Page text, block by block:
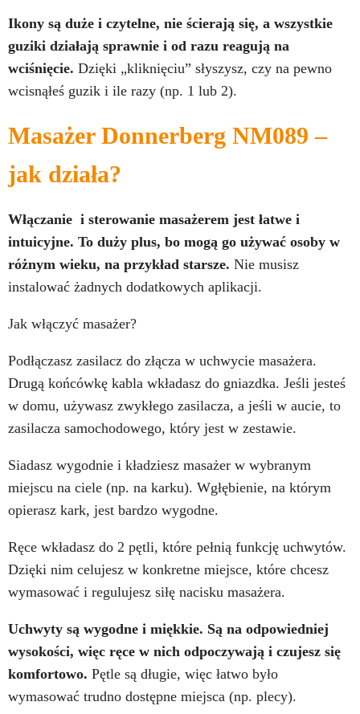
Ikony są duże i czytelne, nie ścierają się, a wszystkie
guziki działają sprawnie i od razu reagują na
wciśnięcie. Dzięki „kliknięciu” słyszysz, czy na pewno
wcisnąłeś guzik i ile razy (np. 1 lub 2).
Masażer Donnerberg NM089 –
jak działa?
Włączanie i sterowanie masażerem jest łatwe i
intuicyjne. To duży plus, bo mogą go używać osoby w
różnym wieku, na przykład starsze. Nie musisz
instalować żadnych dodatkowych aplikacji.
Jak włączyć masażer?
Podłączasz zasilacz do złącza w uchwycie masażera.
Drugą końcówkę kabla wkładasz do gniazdka. Jeśli jesteś
w domu, używasz zwykłego zasilacza, a jeśli w aucie, to
zasilacza samochodowego, który jest w zestawie.
Siadasz wygodnie i kładziesz masażer w wybranym
miejscu na ciele (np. na karku). Wgłębienie, na którym
opierasz kark, jest bardzo wygodne.
Ręce wkładasz do 2 pętli, które pełnią funkcję uchwytów.
Dzięki nim celujesz w konkretne miejsce, które chcesz
wymasować i regulujesz siłę nacisku masażera.
Uchwyty są wygodne i miękkie. Są na odpowiedniej
wysokości, więc ręce w nich odpoczywają i czujesz się
komfortowo. Pętle są długie, więc łatwo było
wymasować trudno dostępne miejsca (np. plecy).